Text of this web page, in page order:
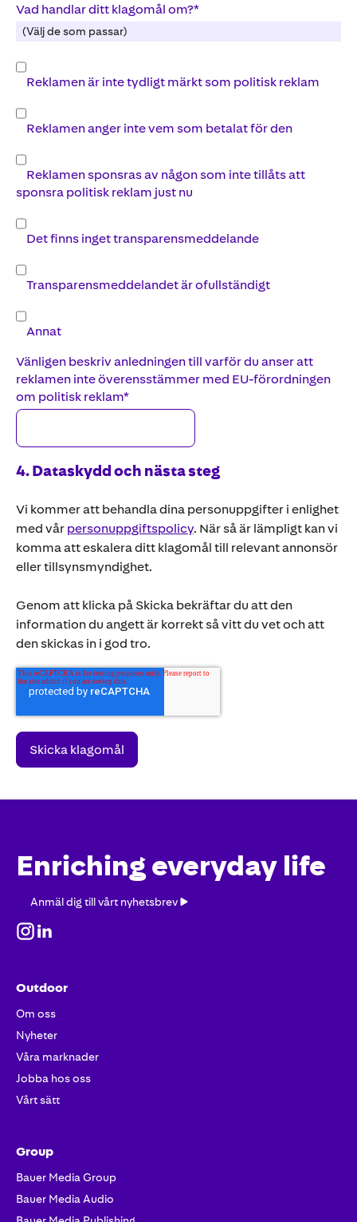
Vad handlar ditt klagomål om?*
(Välj de som passar)
Reklamen är inte tydligt märkt som politisk reklam
Reklamen anger inte vem som betalat för den
Reklamen sponsras av någon som inte tillåts att
sponsra politisk reklam just nu
Det finns inget transparensmeddelande
Transparensmeddelandet är ofullständigt
Annat
Vänligen beskriv anledningen till varför du anser att
reklamen inte överensstämmer med EU-förordningen
om politisk reklam*
4.Dataskydd och nästasteg
Vi kommer att behandla dina personuppgifter i enlighet
med vår personuppgiftspolicy. När så är lämpligt kan vi
komma att eskalera ditt klagomål till relevant annonsör
eller tillsynsmyndighet.
Genom att klicka på Skicka bekräftar du att den
information du angett är korrekt så vitt du vet och att
den skickas in i god tro.
Enriching everyday life
dig
till
vårt
Anmäl dig till vårt nyhetsbrev
Outdoor
Om oss
Nyheter
Våra marknader
Jobba hos oss
Vårt sätt
Group
Bauer Media Group
Bauer Media Audio